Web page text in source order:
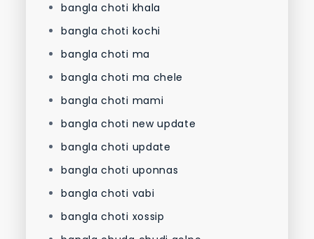
bangla choti khala
bangla choti kochi
bangla choti ma
bangla choti ma chele
bangla choti mami
bangla choti new update
bangla choti update
bangla choti uponnas
bangla choti vabi
bangla choti xossip